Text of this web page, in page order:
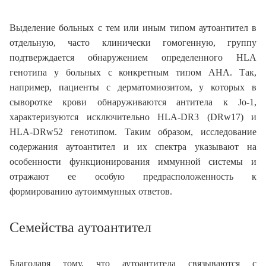
Выделение больных с тем или иным типом аутоантител в
отдельную, часто клинически гомогенную, группу
подтверждается обнаружением определенного HLA
генотипа у больных с конкретным типом АНА. Так,
например, пациенты с дерматомиозитом, у которых в
сыворотке крови обнаруживаются антитела к Jo-1,
характеризуются исключительно HLA-DR3 (DRw17) и
HLA-DRw52 генотипом. Таким образом, исследование
содержания аутоантител и их спектра указывают на
особенности функционирования иммунной системы и
отражают ее особую предрасположенность к
формированию аутоиммунных ответов.
Семейства аутоантител
Благодаря тому, что аутоантитела связываются с